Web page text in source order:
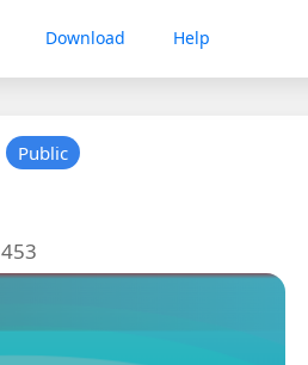
Download Help
Public
453